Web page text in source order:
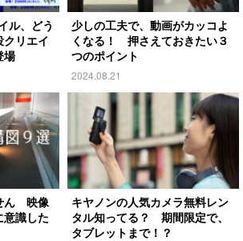
ル、どう
リエイ
場
少しの工夫で、動画がカッコよ
くなる！ 押さえておきたい３
つのポイント
2024.08.21
ん 映像
識した
キヤノンの人気カメラ無料レン
タル知ってる？ 期間限定で、
タブレットまで！？